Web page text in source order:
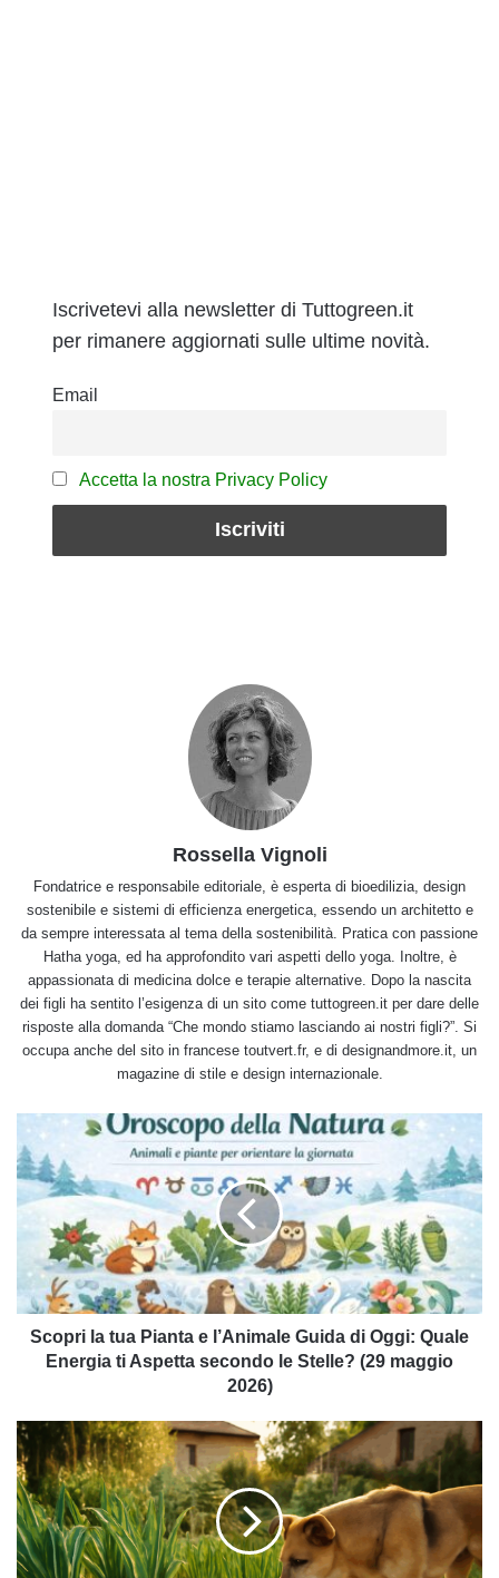
Iscrivetevi alla newsletter di Tuttogreen.it
per rimanere aggiornati sulle ultime novità.
Email
Accetta la nostra Privacy Policy
Rossella Vignoli
Fondatrice e responsabile editoriale, è esperta di bioedilizia, design
sostenibile e sistemi di efficienza energetica, essendo un architetto e
da sempre interessata al tema della sostenibilità. Pratica con passione
Hatha yoga, ed ha approfondito vari aspetti dello yoga. Inoltre, è
appassionata di medicina dolce e terapie alternative. Dopo la nascita
dei figli ha sentito l’esigenza di un sito come tuttogreen.it per dare delle
risposte alla domanda “Che mondo stiamo lasciando ai nostri figli?”. Si
occupa anche del sito in francese toutvert.fr, e di designandmore.it, un
magazine di stile e design internazionale.
la
tua
Pianta
l’Animale
Guida
Oggi:
Quale
Energia
secondo
le
Stelle?
(29
maggio
2026)
Scopri la tua Pianta e l’Animale Guida di Oggi: Quale
Energia ti Aspetta secondo le Stelle? (29 maggio
2026)
Hai
un
cane
e
coltivi
l’orto?
Queste